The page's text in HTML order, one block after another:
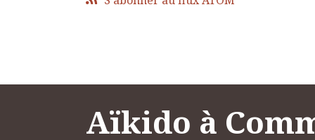
Aïkido à